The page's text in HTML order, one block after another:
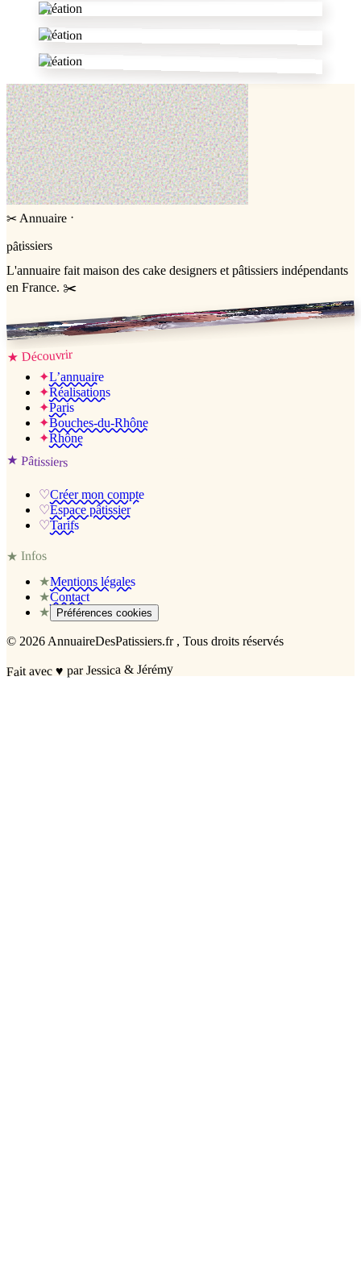
Création
Création
Création
✂ Annuaire ·
pâtissiers
L'annuaire fait maison des cake designers et pâtissiers indépendants
en France. ✂️
Jessica & Jérémy ♡
★ Découvrir
✦L’annuaire
✦Réalisations
✦Paris
✦Bouches-du-Rhône
✦Rhône
★ Pâtissiers
♡Créer mon compte
♡Espace pâtissier
♡Tarifs
★Infos
★Mentions légales
★Contact
★
Préférences cookies
© 2026 AnnuaireDesPatissiers.fr , Tous droits réservés
Fait avec♥ par Jessica & Jérémy